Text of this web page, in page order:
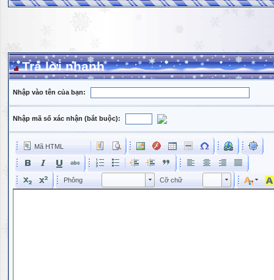
Trả lời nhanh
Nhập vào tên của bạn:
Nhập mã số xác nhận (bắt buộc):
Mã HTML
Phông Phông Cỡ chữ Kích cỡ phông